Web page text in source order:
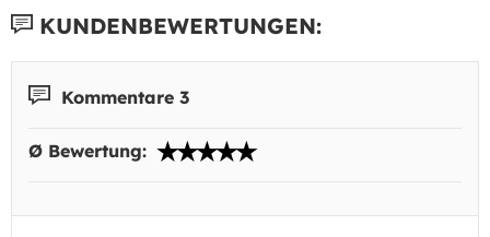
KUNDENBEWERTUNGEN:
Kommentare 3
Ø Bewertung: